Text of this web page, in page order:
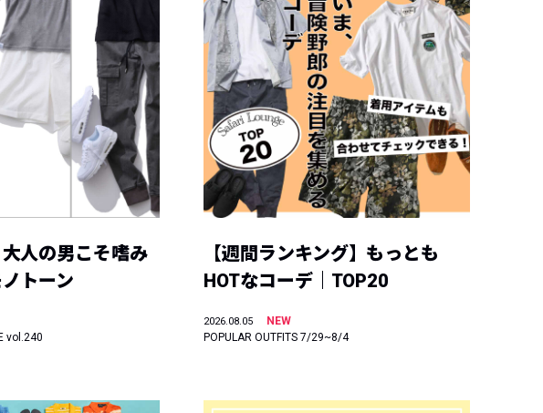
人の男こそ嗜み
トーン
vol.240
【週間ランキング】もっとも
HOTなコーデ｜TOP20
2026.08.05
NEW
POPULAR OUTFITS 7/29~8/4